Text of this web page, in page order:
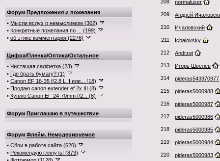
Форум Предложения и пожелания
• Мысли вслух о немыслимом (302)
• Конкретные пожелания по ... (199)
• об этике комментария (2276)
Цифра/Пленка/Оптика/Остальное
• Чистящая салфетка (23)
• Где брать бумагу? (1)
• Canon EF 16-35 f/2.8 L II или... (18)
• Продаю canon extender ef 2x III (8)
• Куплю Canon EF 24-70mm f/2... (6)
Форум Приглашаю в путешествие
Форум Флейм. Немодерируемое
• Сбои в работе сайта (620)
• Рекомендую глянуть! (873)
208 normaluser
209 Андрей
210 Ичаловский
211 Ichalovsky
212 Andrzej
213 Игорь Швелев
214 pideras543370977
215 pideras5000988
216 pideras5000987
217 pideras5000986
218 pideras5000985
219 pideras5000984
220 pideras5000983